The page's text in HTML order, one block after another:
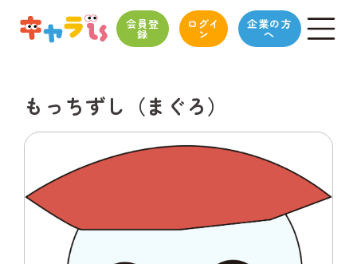
会員登
録
ログイ
ン
企業の方
へ
もっちずし（まぐろ）